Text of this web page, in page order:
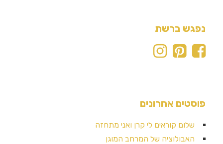
נפגש ברשת
פוסטים אחרונים
שלום קוראים לי קרן ואני מתחזה
האבולוציה של המרחב המוגן